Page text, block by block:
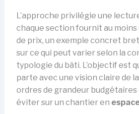
L’approche privilégie une
chaque section fournit au
de prix, un exemple concret
sur ce qui peut varier selon la
typologie du bâti. L’objectif est
parte avec une vision claire de
ordres de grandeur budgétaires
éviter sur un chantier en